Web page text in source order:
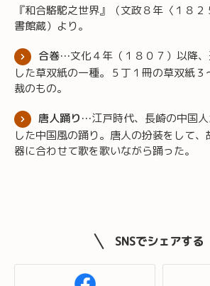
『和合駱駝之世界』（文政８年〈１８
書館蔵）より。
合巻…文化４年（１８０７）以降
した草双紙の一種。５丁１冊の草双紙
裁のもの。
唐人踊り…江戸時代、長崎の中国
した中国風の踊り。唐人の扮装をして
器に合わせて歌を歌いながら踊った。
SNSでシェアする